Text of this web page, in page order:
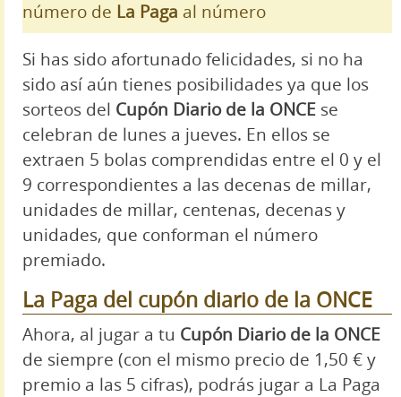
número de La Paga al número
Si has sido afortunado felicidades, si no ha
sido así aún tienes posibilidades ya que los
sorteos del Cupón Diario de la ONCE se
celebran de lunes a jueves. En ellos se
extraen 5 bolas comprendidas entre el 0 y el
9 correspondientes a las decenas de millar,
unidades de millar, centenas, decenas y
unidades, que conforman el número
premiado.
La Paga del cupón diario de la ONCE
Ahora, al jugar a tu Cupón Diario de la ONCE
de siempre (con el mismo precio de 1,50 € y
premio a las 5 cifras), podrás jugar a La Paga